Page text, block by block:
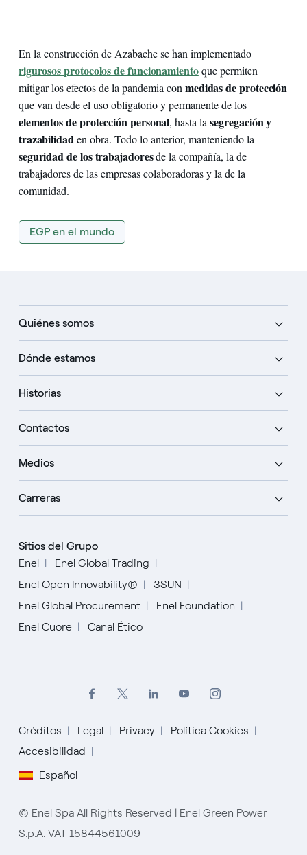
En la construcción de Azabache se han implementado
rigurosos protocolos de funcionamientoque permiten
mitigar los efectos de la pandemia con medidas de protección
que van desde el uso obligatorio y permanente de los
elementos de protección personal, hasta lasegregación y
trazabilidaden obra. Todo lo anterior, manteniendo la
seguridad de los trabajadoresde la compañía, la de
trabajadores de las empresas colaboradoras y la de la
comunidad.
EGP en el mundo
Quiénes somos
Dónde estamos
Historias
Contactos
Medios
Carreras
Sitios del Grupo
Enel
Enel Global Trading
Enel Open Innovability®
3SUN
Enel Global Procurement
Enel Foundation
Enel Cuore
Canal Ético
Créditos Legal Privacy
Política Cookies
Accesibilidad
Español
English
Español
Italiano
Portugués (BR)
© Enel Spa All Rights Reserved | Enel Green Power
S.p.A. VAT 15844561009